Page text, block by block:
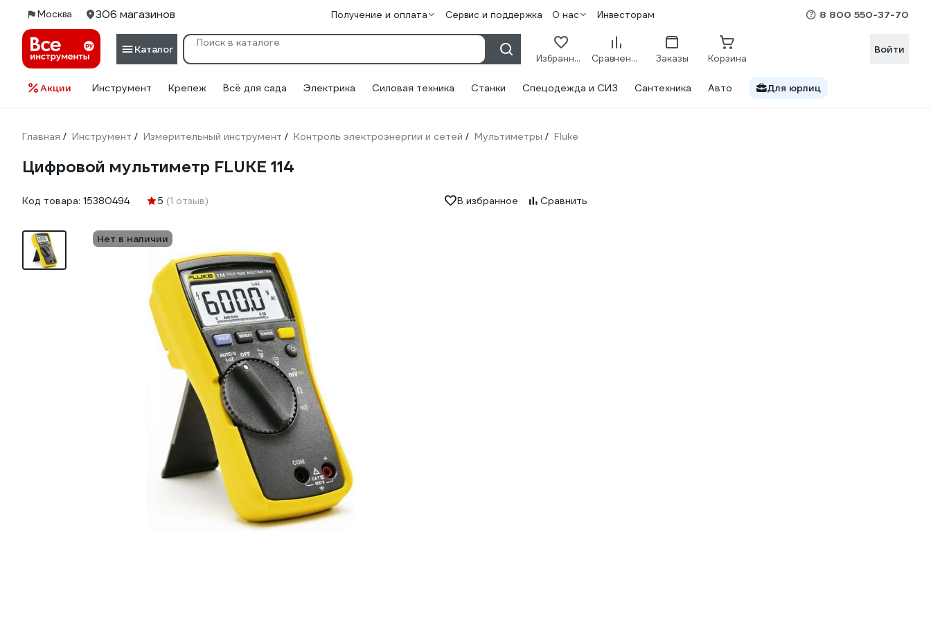
Москва 306 магазинов Получение и оплата Сервис и поддержка О нас Инвесторам 8 800 550-37-70
Каталог
Избранное Сравнение Заказы Корзина
Войти
Акции Инструмент Крепеж Всё для сада Электрика Силовая техника Станки Спецодежда и СИЗ Сантехника Авто Для юрлиц
Главная / Инструмент / Измерительный инструмент / Контроль электроэнергии и сетей / Мультиметры / Fluke
Цифровой мультиметр FLUKE 114
Код товара: 15380494 5 (1 отзыв) В избранное Сравнить
Нет в наличии